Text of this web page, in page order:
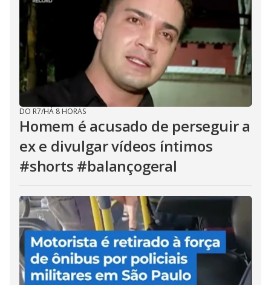
DO R7/HÁ 8 HORAS
Homem é acusado de perseguir a
ex e divulgar vídeos íntimos
#shorts #balançogeral